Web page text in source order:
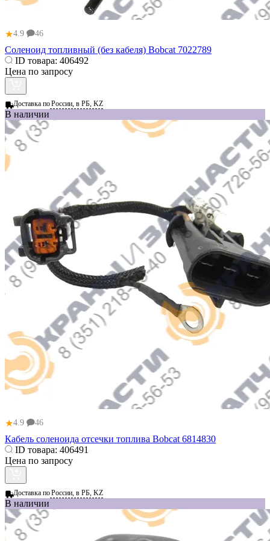
★4.9 46
Соленоид топливный (без кабеля) Bobcat 7022789
ID товара: 406492
Цена по запросу
Доставка поРоссии, в РБ, KZ
В наличии
★4.9 46
Кабель соленоида отсечки топлива Bobcat 6814830
ID товара: 406491
Цена по запросу
Доставка поРоссии, в РБ, KZ
В наличии